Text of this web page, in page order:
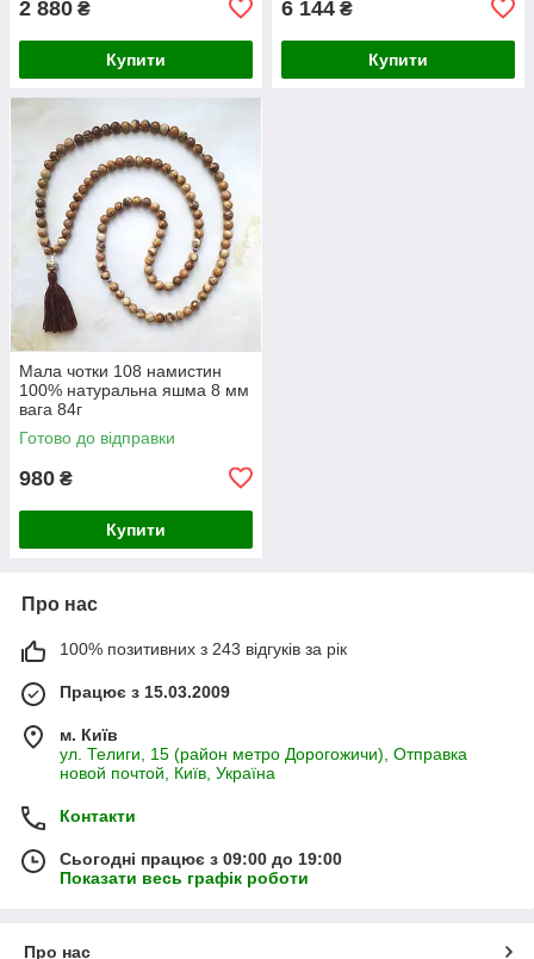
2 880 ₴
Купити
6 144 ₴
Купити
Мала чотки 108 намистин
100% натуральна яшма 8 мм
вага 84г
Готово до відправки
980 ₴
Купити
Про нас
100% позитивних з 243 відгуків за рік
Працює з 15.03.2009
м. Київ
ул. Телиги, 15 (район метро Дорогожичи), Отправка
новой почтой, Київ, Україна
Контакти
Сьогодні працює з 09:00 до 19:00
Показати весь графік роботи
Про нас